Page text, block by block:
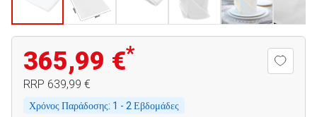
365,99 €*
RRP 639,99 €
Χρόνος Παράδοσης: 1 - 2 Εβδομάδες